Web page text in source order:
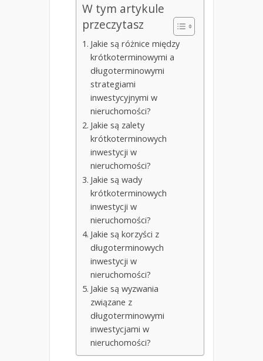
W tym artykule
przeczytasz
Jakie są różnice między
krótkoterminowymi a
długoterminowymi
strategiami
inwestycyjnymi w
nieruchomości?
Jakie są zalety
krótkoterminowych
inwestycji w
nieruchomości?
Jakie są wady
krótkoterminowych
inwestycji w
nieruchomości?
Jakie są korzyści z
długoterminowych
inwestycji w
nieruchomości?
Jakie są wyzwania
związane z
długoterminowymi
inwestycjami w
nieruchomości?